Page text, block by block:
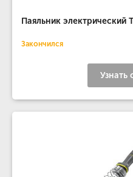
Паяльник электрический
Закончился
Узнать